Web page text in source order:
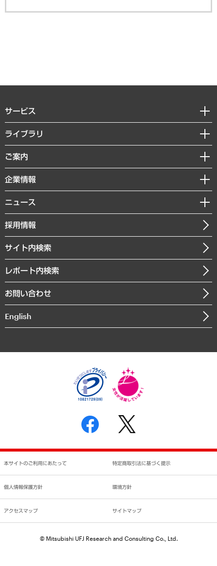
サービス
経営戦略
組織・人事戦略
デジタルイノベーション
共生・ダイバーシティ
GRC（ガバナンス・リスク・コンプライアンス）・防災（政策）
経済・産業・雇用・労働
まちづくり・観光・交通・スポーツ・スマートシティ
自然資源・農林水産業・食料システム
ライブラリ
経済調査
レポート
コラム
経営用語集
受託・受注実績（官公庁関連）
メディア掲載・出演
ご案内
セミナー・イベント情報
MUFGビジネスセミナー
受託案件情報
企業情報
私たちの想い
社長メッセージ
会社概要
沿革
組織図・本部部室紹介
インドネシア現地法人
個人情報保護方針
反社会的勢力に対する基本方針
書面による個人情報の開示等の請求の手続きについて
ニュース
ニュースリリース
お知らせ
採用情報
サイト内検索
レポート内検索
お問い合わせ
English
本サイトのご利用にあたって 特定商取引法に基づく提示
個人情報保護方針 環境方針
アクセスマップ サイトマップ
© Mitsubishi UFJ Research and Consulting Co., Ltd.